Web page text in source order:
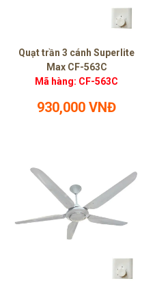
Quạt trần 3 cánh Superlite
Max CF-563C
Mã hàng: CF-563C
930,000 VNĐ